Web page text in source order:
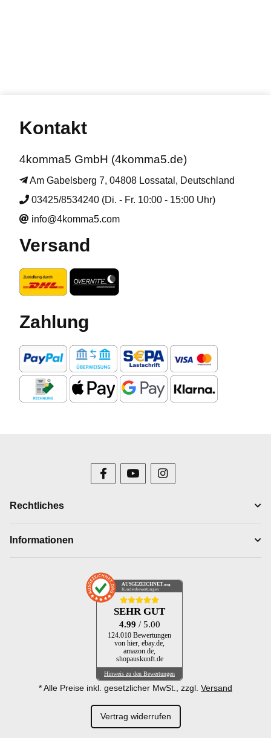
Kontakt
4komma5 GmbH (4komma5.de)
Am Gabelsberg 7, 04808 Lossatal, Deutschland
03425/8534240 (Di. - Fr. 10:00 - 15:00 Uhr)
info@4komma5.com
Versand
Zahlung
Rechtliches
Informationen
AUSGEZEICHNET .org
Kundenbewertungen
SEHR GUT
4.99 / 5.00
124.010 Bewertungen
von hier, ebay.de,
amazon.de,
shopauskunft.de
Hinweis zu den Bewertungen
* Alle Preise inkl. gesetzlicher MwSt., zzgl. Versand
Vertrag widerrufen